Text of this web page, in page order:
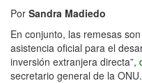
Por Sandra Madiedo
En conjunto, las remesas
asistencia oficial para el
inversión extranjera directa”,
secretario general de la ONU.